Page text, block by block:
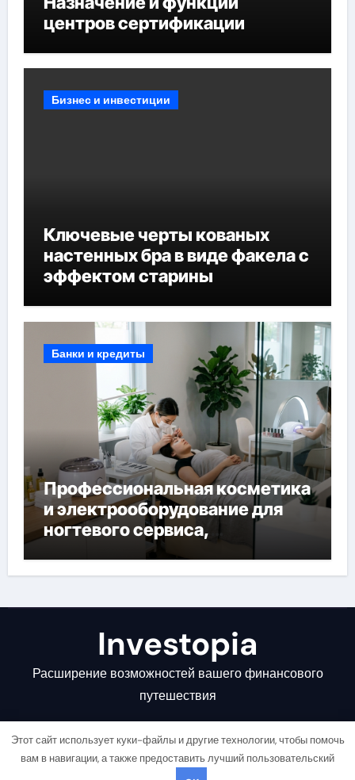
центров сертификации
Бизнес и инвестиции
Ключевые черты кованых
настенных бра в виде факела с
эффектом старины
Банки и кредиты
Профессиональная косметика
и электрооборудование для
ногтевого сервиса,
наращивания ресниц и
депиляции
Investopia
Расширение возможностей вашего финансового
путешествия
Этот сайт использует куки-файлы и другие технологии, чтобы помочь
вам в навигации, а также предоставить лучший пользовательский